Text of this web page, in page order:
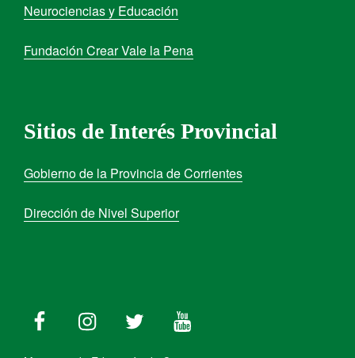
Neurociencias y Educación
Fundación Crear Vale la Pena
Sitios de Interés Provincial
Gobierno de la Provincia de Corrientes
Dirección de Nivel Superior